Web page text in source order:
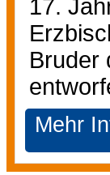
17.
Bruder
Mehr